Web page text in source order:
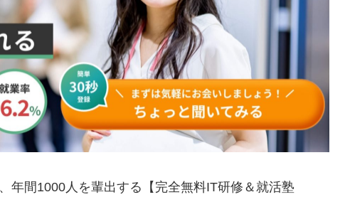
年間1000人を輩出する【完全無料IT研修＆就活塾